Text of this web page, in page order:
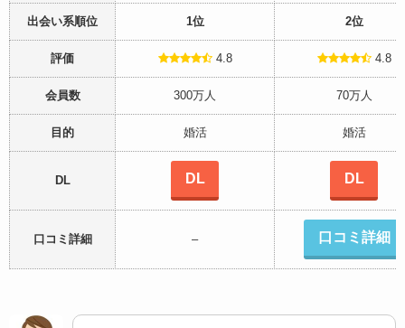
出会い系順位 1位 2位
評価 4.8 4.8
会員数 300万人 70万人
目的 婚活 婚活
DL DL DL
口コミ詳細 – 口コミ詳細